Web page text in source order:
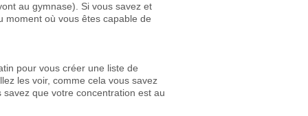
au gymnase). Si vous savez et
moment où vous êtes capable de
pour vous créer une liste de
les voir, comme cela vous savez
que votre concentration est au